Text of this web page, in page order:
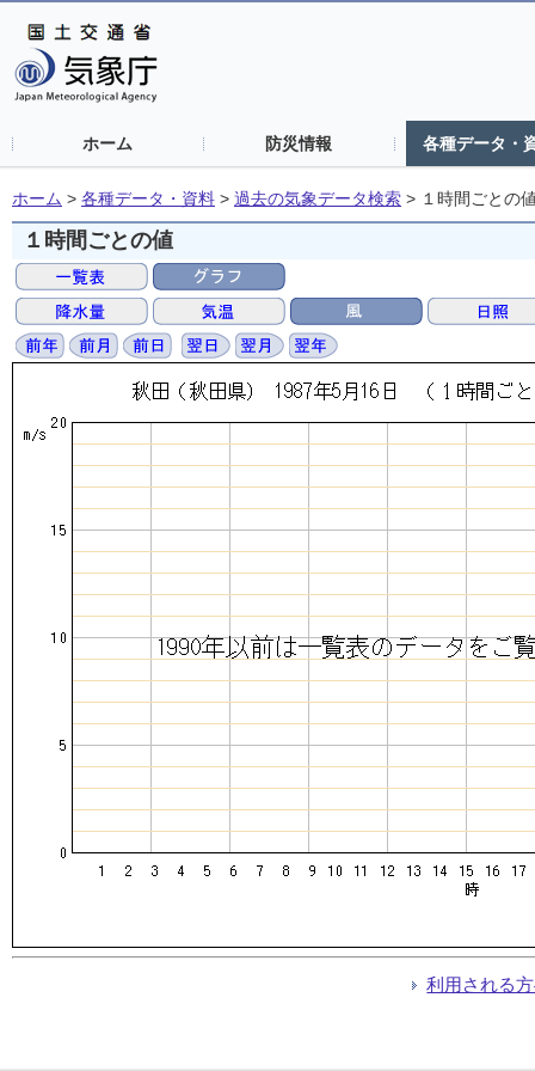
ホーム 防災情報 各種データ・
ホーム > 各種データ・資料 > 過去の気象データ検索 > １時間ごとの
１時間ごとの値
利用される